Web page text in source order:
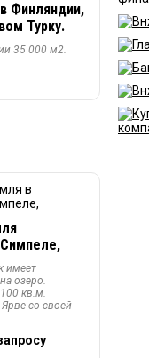
Финляндии,
Турку.
35 000 м2.
имеет
озеро.
кв.м.
со своей